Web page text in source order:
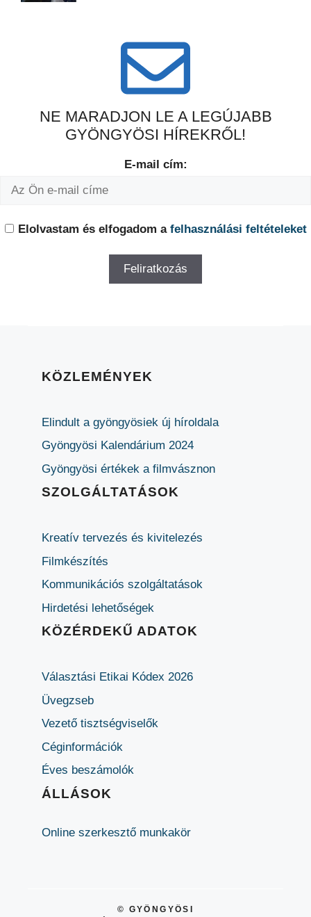
NE MARADJON LE A LEGÚJABB
GYÖNGYÖSI HÍREKRŐL!
E-mail cím:
Elolvastam és elfogadom a felhasználási feltételeket
KÖZLEMÉNYEK
Elindult a gyöngyösiek új híroldala
Gyöngyösi Kalendárium 2024
Gyöngyösi értékek a filmvásznon
SZOLGÁLTATÁSOK
Kreatív tervezés és kivitelezés
Filmkészítés
Kommunikációs szolgáltatások
Hirdetési lehetőségek
KÖZÉRDEKŰ ADATOK
Választási Etikai Kódex 2026
Üvegzseb
Vezető tisztségviselők
Céginformációk
Éves beszámolók
ÁLLÁSOK
Online szerkesztő munkakör
© GYÖNGYÖSI